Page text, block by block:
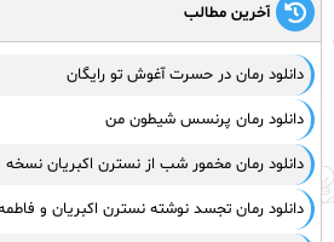
آخرین مطالب
دانلود رمان در حسرت آغوش تو رایگان
دانلود رمان پرنسس شیطون من
دانلود رمان مخمور شب از نسترن اکبریان نسخه
دانلود رمان تجسد نوشته نسترن اکبریان و